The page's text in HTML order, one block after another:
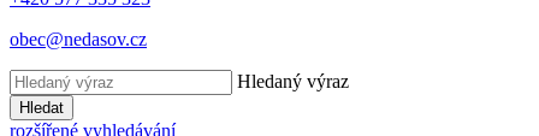
obec@nedasov.cz
Hledaný výraz
Hledat
rozšířené vyhledávání